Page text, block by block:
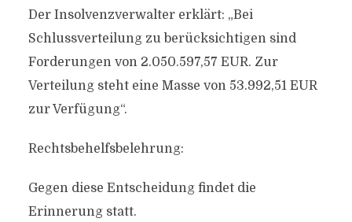
Der Insolvenzverwalter erklärt: „Bei
Schlussverteilung zu berücksichtigen sind
Forderungen von 2.050.597,57 EUR. Zur
Verteilung steht eine Masse von 53.992,51 EUR
zur Verfügung“.
Rechtsbehelfsbelehrung:
Gegen diese Entscheidung findet die
Erinnerung statt.